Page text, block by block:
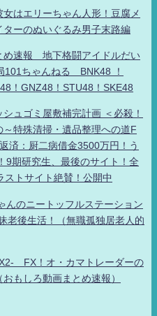
はエリーちゃん人形！豆腐メ
ーのぬいぐるみ男子末路編
速報 地下格闘アイドルだい
ちゃんねる BNK48 ！
！GNZ48！STU48！SKE48
ュゴミ屋敷補完計画 ＜必殺！
特殊清掃・遺品整理への道F
済：厨二病借金3500万円！う
9期研究生、最後のサイト！全
ストサイト絶賛！公開中
んのニートッフルステーション
老後生活！（無職孤独居老人的
FX！オ・カマトレーダーの
もしろ動画まとめ速報）